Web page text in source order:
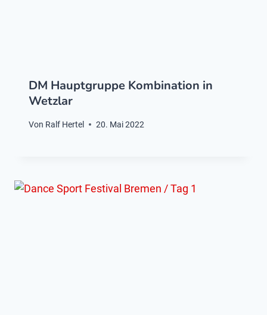
DM Hauptgruppe Kombination in
Wetzlar
Von Ralf Hertel 20. Mai 2022